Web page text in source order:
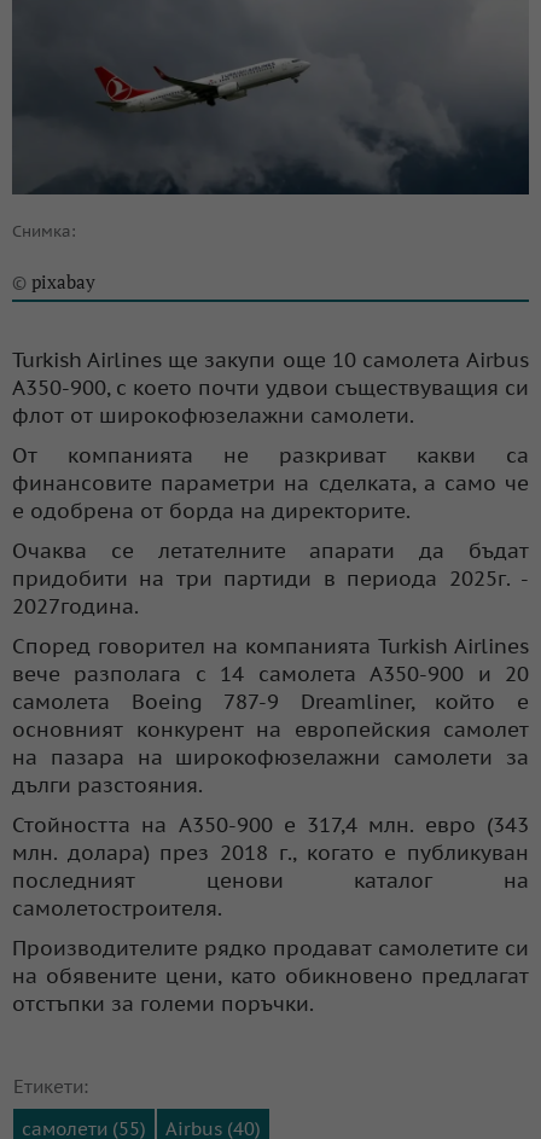
Снимка:
© pixabay
Turkish Airlines ще закупи още 10 самолета Airbus
A350-900, с което почти удвои съществуващия си
флот от широкофюзелажни самолети.
От компанията не разкриват какви са
финансовите параметри на сделката, а само че
е одобрена от борда на директорите.
Очаква се летателните апарати да бъдат
придобити на три партиди в периода 2025г. -
2027година.
Според говорител на компанията Turkish Airlines
вече разполага с 14 самолета A350-900 и 20
самолета Boeing 787-9 Dreamliner, който е
основният конкурент на европейския самолет
на пазара на широкофюзелажни самолети за
дълги разстояния.
Стойността на A350-900 е 317,4 млн. евро (343
млн. долара) през 2018 г., когато е публикуван
последният ценови каталог на
самолетостроителя.
Производителите рядко продават самолетите си
на обявените цени, като обикновено предлагат
отстъпки за големи поръчки.
Етикети:
самолети (55)
Airbus (40)